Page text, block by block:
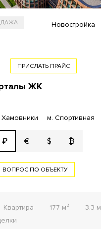
Новостройка
ПРИСЛАТЬ ПРАЙС
ЖК
м. Спортивная
₽ € $ ₿
ВОПРОС ПО ОБЪЕКТУ
Квартира 177 м²
3.3